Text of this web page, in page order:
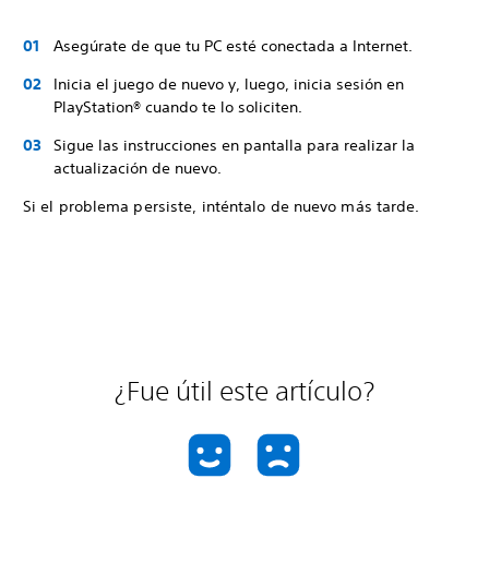
Asegúrate de que tu PC esté conectada a Internet.
Inicia el juego de nuevo y, luego, inicia sesión en
PlayStation® cuando te lo soliciten.
Sigue las instrucciones en pantalla para realizar la
actualización de nuevo.
Si el problema persiste, inténtalo de nuevo más tarde.
¿Fue útil este artículo?